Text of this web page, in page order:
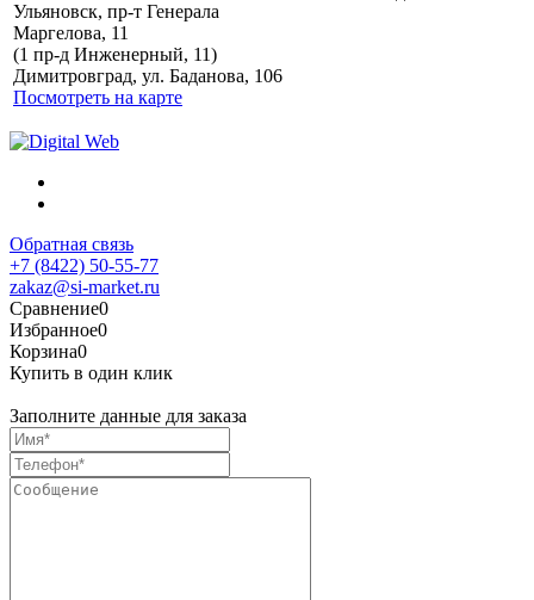
Ульяновск, пр-т Генерала
Маргелова, 11
(1 пр-д Инженерный, 11)
Димитровград, ул. Баданова, 106
Посмотреть на карте
Обратная связь
+7 (8422) 50-55-77
zakaz@si-market.ru
Сравнение0
Избранное0
Корзина0
Купить в один клик
Заполните данные для заказа